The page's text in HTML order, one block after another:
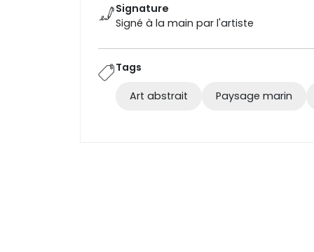
Signature
Signé à la main par l'artiste
Tags
Art abstrait Paysage marin